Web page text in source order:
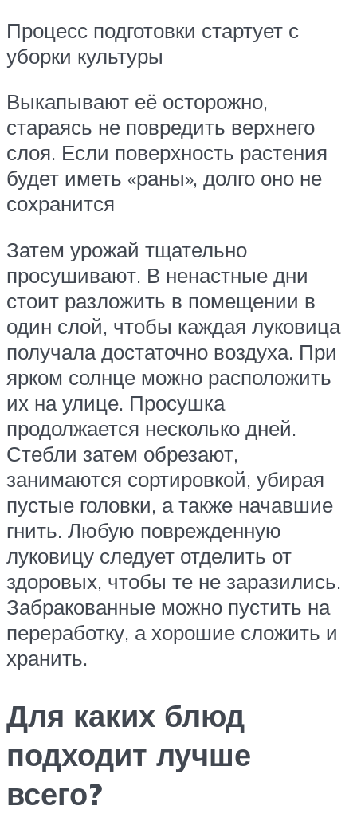
Процесс подготовки стартует с
уборки культуры
Выкапывают её осторожно,
стараясь не повредить верхнего
слоя. Если поверхность растения
будет иметь «раны», долго оно не
сохранится
Затем урожай тщательно
просушивают. В ненастные дни
стоит разложить в помещении в
один слой, чтобы каждая луковица
получала достаточно воздуха. При
ярком солнце можно расположить
их на улице. Просушка
продолжается несколько дней.
Стебли затем обрезают,
занимаются сортировкой, убирая
пустые головки, а также начавшие
гнить. Любую поврежденную
луковицу следует отделить от
здоровых, чтобы те не заразились.
Забракованные можно пустить на
переработку, а хорошие сложить и
хранить.
Для каких блюд
подходит лучше
всего?